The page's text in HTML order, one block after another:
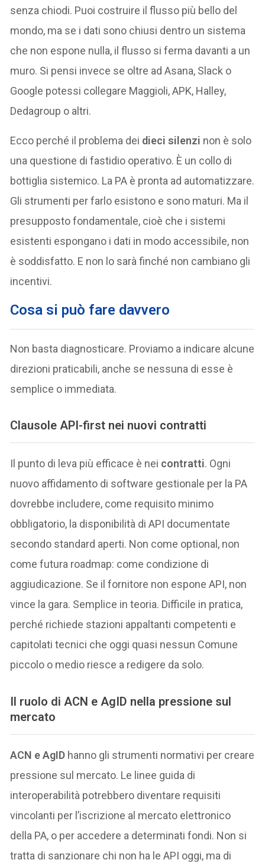
senza chiodi. Puoi costruire il flusso più bello del
mondo, ma se i dati sono chiusi dentro un sistema
che non espone nulla, il flusso si ferma davanti a un
muro. Si pensi invece se oltre ad Asana, Slack o
Google potessi collegare Maggioli, APK, Halley,
Dedagroup o altri.
Ecco perché il problema dei dieci silenzi non è solo
una questione di fastidio operativo. È un collo di
bottiglia sistemico. La PA è pronta ad automatizzare.
Gli strumenti per farlo esistono e sono maturi. Ma il
presupposto fondamentale, cioè che i sistemi
esistenti espongano i dati in modo accessibile, non
è soddisfatto. E non lo sarà finché non cambiano gli
incentivi.
Cosa si può fare davvero
Non basta diagnosticare. Proviamo a indicare alcune
direzioni praticabili, anche se nessuna di esse è
semplice o immediata.
Clausole API-first nei nuovi contratti
Il punto di leva più efficace è nei contratti. Ogni
nuovo affidamento di software gestionale per la PA
dovrebbe includere, come requisito minimo
obbligatorio, la disponibilità di API documentate
secondo standard aperti. Non come optional, non
come futura roadmap: come condizione di
aggiudicazione. Se il fornitore non espone API, non
vince la gara. Semplice in teoria. Difficile in pratica,
perché richiede stazioni appaltanti competenti e
capitolati tecnici che oggi quasi nessun Comune
piccolo o medio riesce a redigere da solo.
Il ruolo di ACN e AgID nella pressione sul
mercato
ACN e AgID hanno gli strumenti normativi per creare
pressione sul mercato. Le linee guida di
interoperabilità potrebbero diventare requisiti
vincolanti per l’iscrizione al mercato elettronico
della PA, o per accedere a determinati fondi. Non si
tratta di sanzionare chi non ha le API oggi, ma di